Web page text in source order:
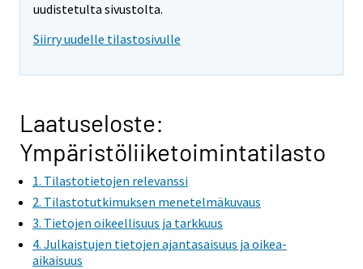
uudistetulta sivustolta.
Siirry uudelle tilastosivulle
Laatuseloste:
Ympäristöliiketoimintatilasto
1. Tilastotietojen relevanssi
2. Tilastotutkimuksen menetelmäkuvaus
3. Tietojen oikeellisuus ja tarkkuus
4. Julkaistujen tietojen ajantasaisuus ja oikea-
aikaisuus